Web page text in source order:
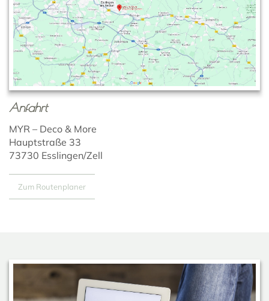
Anfahrt
MYR – Deco & More
Hauptstraße 33
73730 Esslingen/Zell
Zum Routenplaner